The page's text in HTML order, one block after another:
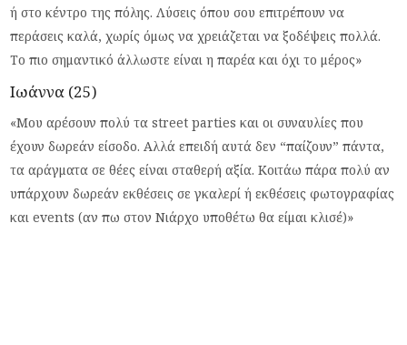
ή στο κέντρο της πόλης. Λύσεις όπου σου επιτρέπουν να
περάσεις καλά, χωρίς όμως να χρειάζεται να ξοδέψεις πολλά.
Το πιο σημαντικό άλλωστε είναι η παρέα και όχι το μέρος»
Ιωάννα (25)
«Μου αρέσουν πολύ τα street parties και οι συναυλίες που
έχουν δωρεάν είσοδο. Αλλά επειδή αυτά δεν “παίζουν” πάντα,
τα αράγματα σε θέες είναι σταθερή αξία. Κοιτάω πάρα πολύ αν
υπάρχουν δωρεάν εκθέσεις σε γκαλερί ή εκθέσεις φωτογραφίας
και events (αν πω στον Νιάρχο υποθέτω θα είμαι κλισέ)»